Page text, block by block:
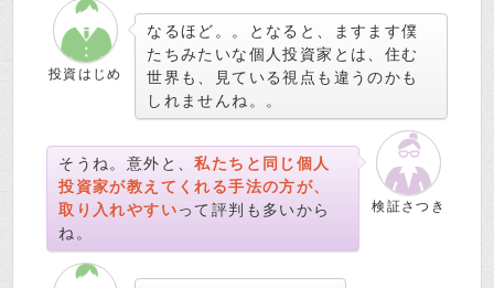
投資はじめ
なるほど。。となると、ますます僕
たちみたいな個人投資家とは、住む
世界も、見ている視点も違うのかも
しれませんね。。
検証さつき
そうね。意外と、私たちと同じ個人
投資家が教えてくれる手法の方が、
取り入れやすいって評判も多いから
ね。